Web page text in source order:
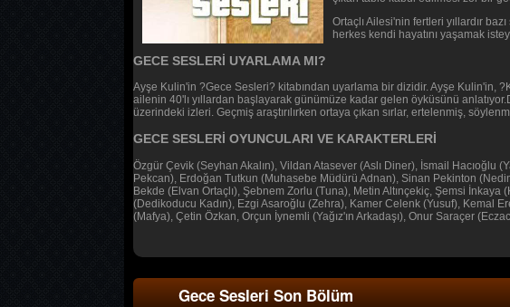
Ortaçlı Ailesi'nin fertleri yıllardır
herkes kendi hayatını yaşamak
GECE SESLERİ UYARLAMA MI?
Ayşe Kulin'in ?Gece Sesleri? kitabından uyarlama bir dizidir. Ayşe Kulin'in,
ailenin 40'lı yıllardan başlayarak günümüze kadar gelen öyküsünü
üzerindeki izleri. Geçmiş araştırılırken ortaya çıkan sırlar, ertelenmiş,
GECE SESLERİ OYUNCULARI VE KARAKTERLERİ
Özgür Çevik (Seyhan Akalın), Vildan Atasever (Aslı Diner), İsmail Hacıoğlu
Pekcan), Erdoğan Tutkun (Muhasebe Müdürü Adnan), Sinan Pekinton
Bekde (Elvan Ortaçlı), Şebnem Zorlu (Tuna), Metin Altınçekiç, Şemsi
(Dedikoducu Kadın), Ezgi Asaroğlu (Zehra), Kamer Celenk (Yusuf), Kemal
(Mafya), Çetin Özkan, Orçun İynemli (Yağız'ın Arkadaşı), Onur Saraçer
Gece Sesleri Son Bölüm